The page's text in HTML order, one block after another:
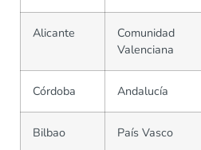
Alicante
Comunidad
Valenciana
Córdoba Andalucía
Bilbao País Vasco